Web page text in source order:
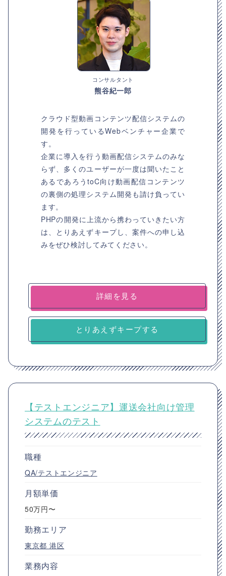
コンサルタント
熊谷紀一郎
クラウド型動画コンテンツ配信システムの
開発を行っているWebベンチャー企業で
す。
企業に導入を行う動画配信システムのみな
らず、多くのユーザーが一度は聞いたこと
あるであろうtoC向け動画配信コンテンツ
の裏側の処理システム開発も請け負ってい
ます。
PHPの開発に上流から携わっていきたい方
は、とりあえずキープし、案件への申し込
みをぜひ検討してみてください。
詳細を見る
とりあえずキープする
【テストエンジニア】運送会社向け管理
システムのテスト
職種
QA/テストエンジニア
月額単価
50万円〜
勤務エリア
東京都 港区
業務内容